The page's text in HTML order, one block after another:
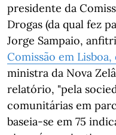
presidente da
Drogas (da qual fez
Jorge Sampaio,
Comissão em Lisboa,
ministra da Nova
relatório, "pela
comunitárias em
baseia-se em 75